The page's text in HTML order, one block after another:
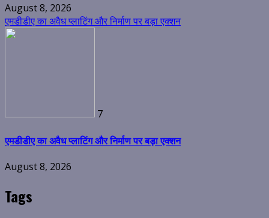
August 8, 2026
एमडीडीए का अवैध प्लाटिंग और निर्माण पर बड़ा एक्शन
7
एमडीडीए का अवैध प्लाटिंग और निर्माण पर बड़ा एक्शन
August 8, 2026
Tags